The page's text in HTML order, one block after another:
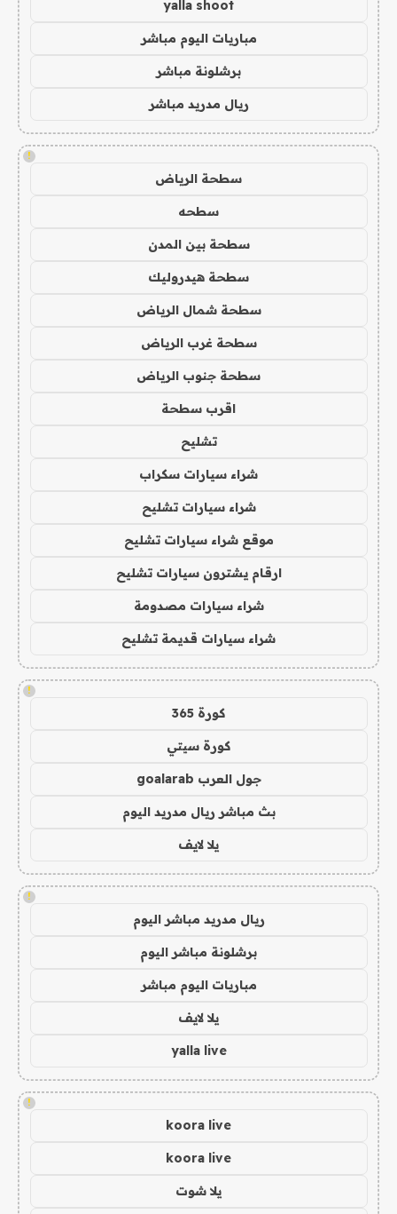
yalla shoot
مباريات اليوم مباشر
برشلونة مباشر
ريال مدريد مباشر
!
سطحة الرياض
سطحه
سطحة بين المدن
سطحة هيدروليك
سطحة شمال الرياض
سطحة غرب الرياض
سطحة جنوب الرياض
اقرب سطحة
تشليح
شراء سيارات سكراب
شراء سيارات تشليح
موقع شراء سيارات تشليح
ارقام يشترون سيارات تشليح
شراء سيارات مصدومة
شراء سيارات قديمة تشليح
!
كورة 365
كورة سيتي
جول العرب goalarab
بث مباشر ريال مدريد اليوم
يلا لايف
!
ريال مدريد مباشر اليوم
برشلونة مباشر اليوم
مباريات اليوم مباشر
يلا لايف
yalla live
!
koora live
koora live
يلا شوت